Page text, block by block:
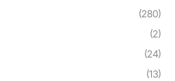
(280)
(2)
(24)
(13)